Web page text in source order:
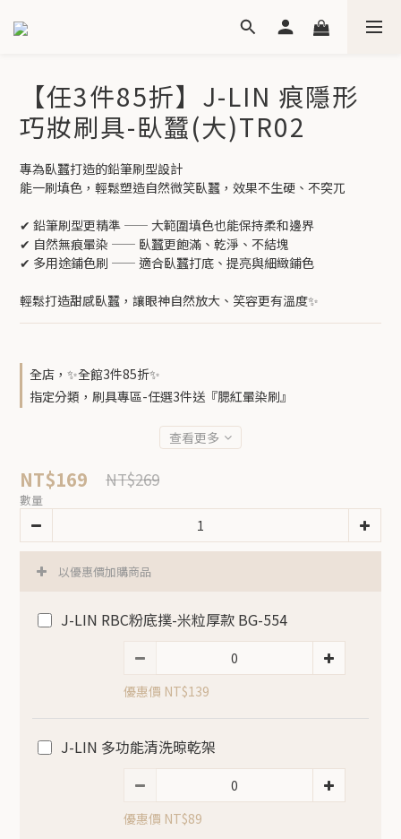
【任3件85折】J-LIN 痕隱形
巧妝刷具-臥蠶(大)TR02
專為臥蠶打造的鉛筆刷型設計
能一刷填色，輕鬆塑造自然微笑臥蠶，效果不生硬、不突兀
✔ 鉛筆刷型更精準 —— 大範圍填色也能保持柔和邊界
✔ 自然無痕暈染 —— 臥蠶更飽滿、乾淨、不結塊
✔ 多用途鋪色刷 —— 適合臥蠶打底、提亮與細緻鋪色
輕鬆打造甜感臥蠶，讓眼神自然放大、笑容更有溫度✨
全店，✨全館3件85折✨
指定分類，刷具專區-任選3件送『腮紅暈染刷』
查看更多
NT$169 NT$269
數量
以優惠價加購商品
J-LIN RBC粉底撲-米粒厚款 BG-554
優惠價 NT$139
J-LIN 多功能清洗晾乾架
優惠價 NT$89